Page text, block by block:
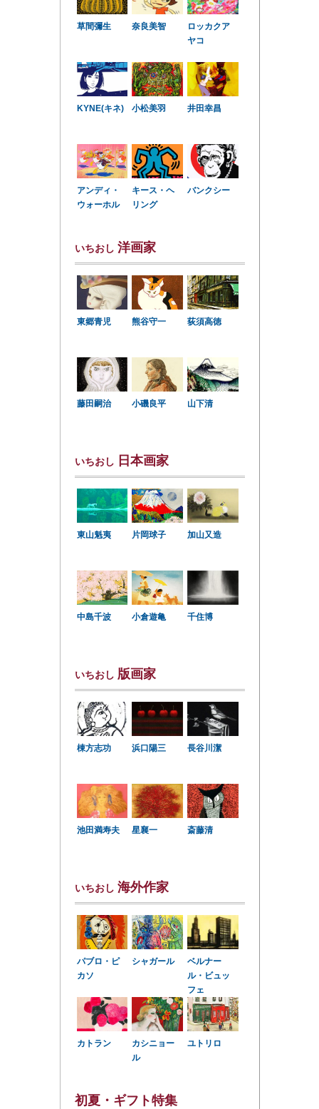
草間彌生 奈良美智
ロッカクア
ヤコ
KYNE(キネ) 小松美羽 井田幸昌
アンディ・
ウォーホル
キース・ヘ
リング
バンクシー
いちおし 洋画家
東郷青児 熊谷守一 荻須高徳
藤田嗣治 小磯良平 山下清
いちおし 日本画家
東山魁夷 片岡球子 加山又造
中島千波 小倉遊亀 千住博
いちおし 版画家
棟方志功 浜口陽三 長谷川潔
池田満寿夫 星襄一 斎藤清
いちおし 海外作家
パブロ・ピ
カソ
シャガール
ベルナー
ル・ビュッ
フェ
カトラン
カシニョー
ル
ユトリロ
初夏・ギフト特集